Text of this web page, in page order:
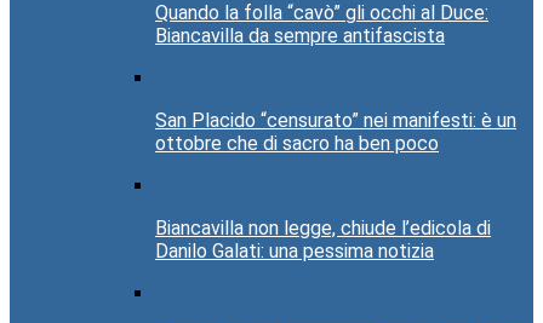
Quando la folla “cavò” gli occhi al Duce:
Biancavilla da sempre antifascista
San Placido “censurato” nei manifesti: è un
ottobre che di sacro ha ben poco
Biancavilla non legge, chiude l’edicola di
Danilo Galati: una pessima notizia